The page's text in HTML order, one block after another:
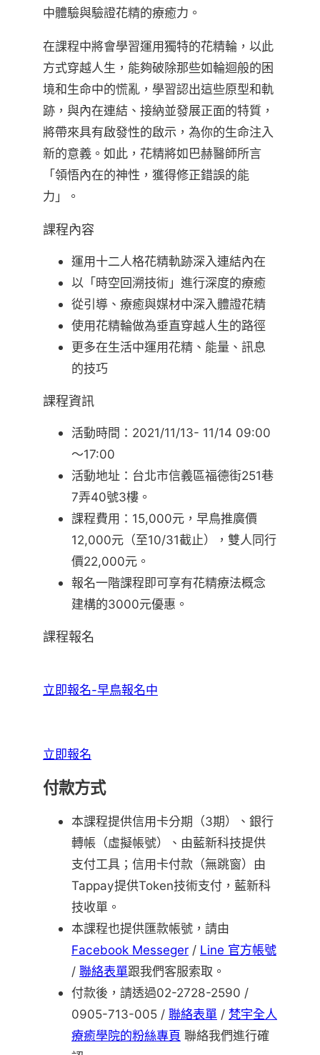
中體驗與驗證花精的療癒力。
在課程中將會學習運用獨特的花精輪，以此
方式穿越人生，能夠破除那些如輪迴般的困
境和生命中的慌亂，學習認出這些原型和軌
跡，與內在連結、接納並發展正面的特質，
將帶來具有啟發性的啟示，為你的生命注入
新的意義。如此，花精將如巴赫醫師所言
「領悟內在的神性，獲得修正錯誤的能
力」。
課程內容
運用十二人格花精軌跡深入連結內在
以「時空回溯技術」進行深度的療癒
從引導、療癒與媒材中深入體證花精
使用花精輪做為垂直穿越人生的路徑
更多在生活中運用花精、能量、訊息
的技巧
課程資訊
活動時間：2021/11/13- 11/14 09:00
～17:00
活動地址：台北市信義區福德街251巷
7弄40號3樓。
課程費用：15,000元，早鳥推廣價
12,000元（至10/31截止），雙人同行
價22,000元。
報名一階課程即可享有花精療法概念
建構的3000元優惠。
課程報名
立即報名-早鳥報名中
立即報名
付款方式
本課程提供信用卡分期（3期）、銀行
轉帳（虛擬帳號）、由藍新科技提供
支付工具；信用卡付款（無跳窗）由
Tappay提供Token技術支付，藍新科
技收單。
本課程也提供匯款帳號，請由
Facebook Messeger / Line 官方帳號
/ 聯絡表單跟我們客服索取。
付款後，請透過02-2728-2590 /
0905-713-005 / 聯絡表單 / 梵宇全人
療癒學院的粉絲專頁 聯絡我們進行確